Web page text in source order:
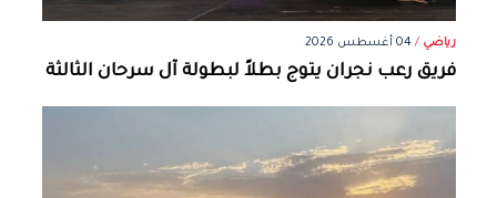
رياضي /04 أغسطس 2026
فريق رعب نجران يتوج بطلاً لبطولة آل سرحان الثالثة